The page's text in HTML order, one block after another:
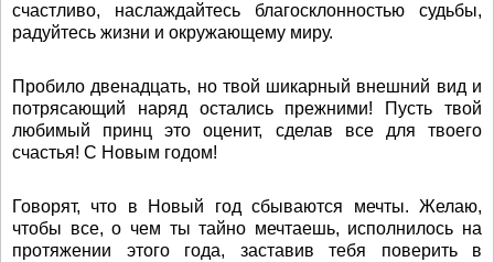
счастливо, наслаждайтесь благосклонностью судьбы,
радуйтесь жизни и окружающему миру.
Пробило двенадцать, но твой шикарный внешний вид и
потрясающий наряд остались прежними! Пусть твой
любимый принц это оценит, сделав все для твоего
счастья! С Новым годом!
Говорят, что в Новый год сбываются мечты. Желаю,
чтобы все, о чем ты тайно мечтаешь, исполнилось на
протяжении этого года, заставив тебя поверить в